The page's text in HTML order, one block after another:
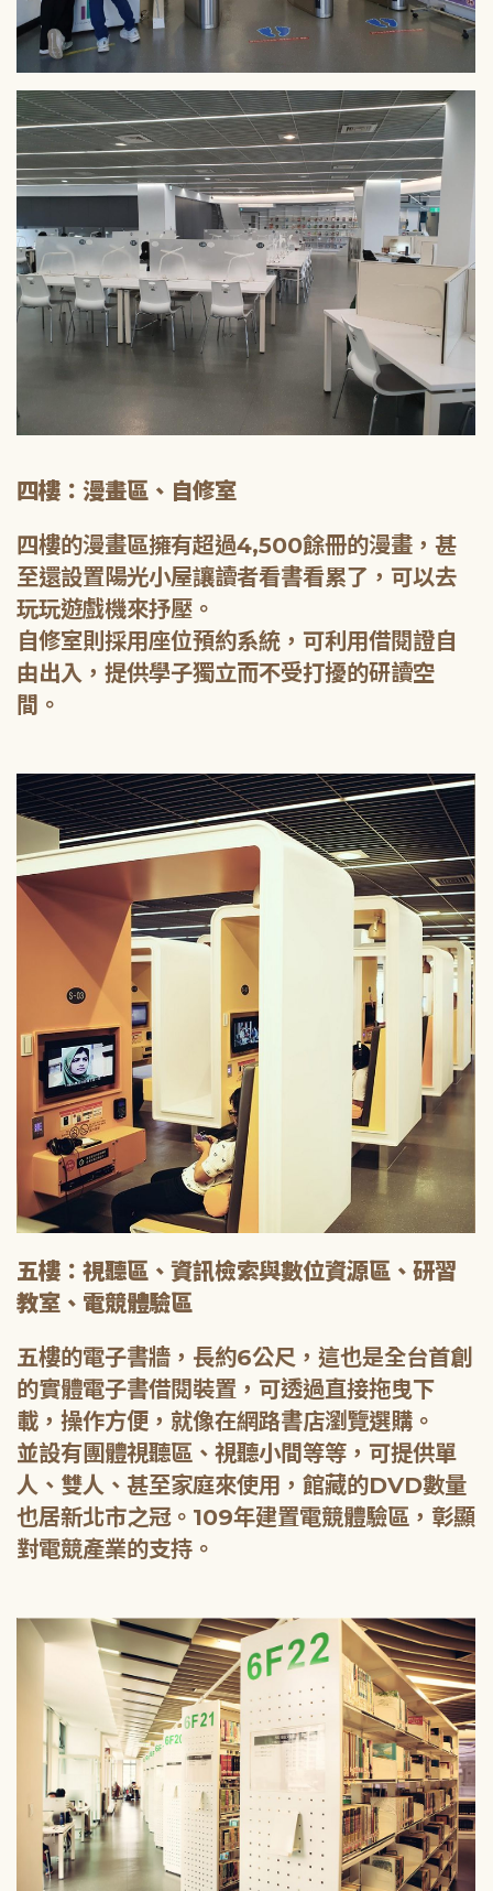
四樓：漫畫區、自修室
四樓的漫畫區擁有超過4,500餘冊的漫畫，甚
至還設置陽光小屋讓讀者看書看累了，可以去
玩玩遊戲機來抒壓。
自修室則採用座位預約系統，可利用借閱證自
由出入，提供學子獨立而不受打擾的研讀空
間。
五樓：視聽區、資訊檢索與數位資源區、研習
教室、電競體驗區
五樓的電子書牆，長約6公尺，這也是全台首創
的實體電子書借閱裝置，可透過直接拖曳下
載，操作方便，就像在網路書店瀏覽選購。
並設有團體視聽區、視聽小間等等，可提供單
人、雙人、甚至家庭來使用，館藏的DVD數量
也居新北市之冠。109年建置電競體驗區，彰顯
對電競產業的支持。